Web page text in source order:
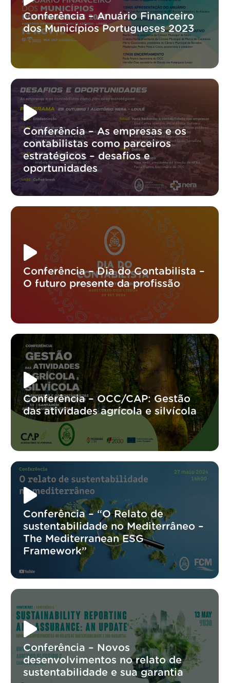
Conferência – Anuário Financeiro
dos Municípios Portugueses 2023
Conferência – As empresas e os
contabilistas como parceiros
estratégicos – desafios e
oportunidades
Conferência – Dia do Contabilista –
O futuro presente da profissão
Conferência – OCC/CAP: Gestão
das atividades agrícola e silvícola
Conferência – “O Relato de
sustentabilidade no Mediterrâneo –
The Mediterranean ESG
Framework”
Conferência – Novos
desenvolvimentos no relato de
sustentabilidade e sua garantia